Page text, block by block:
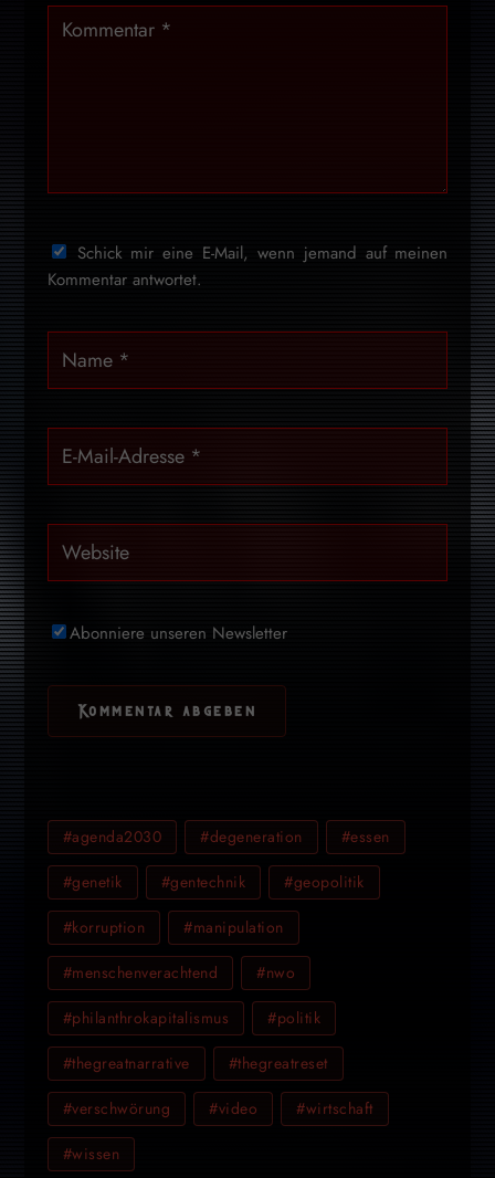
Schick mir eine E-Mail, wenn jemand auf meinen
Kommentar antwortet.
Abonniere unseren Newsletter
#agenda2030 #degeneration #essen
#genetik #gentechnik #geopolitik
#korruption #manipulation
#menschenverachtend #nwo
#philanthrokapitalismus #politik
#thegreatnarrative #thegreatreset
#verschwörung #video #wirtschaft
#wissen